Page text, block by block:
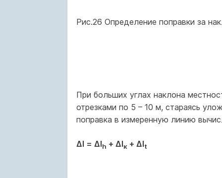
Рис.26 Определение поправки за
При больших углах наклона
отрезками по 5 – 10 м, стараясь
поправка в измеренную линию
Δl = Δlh + Δlк+ Δlt